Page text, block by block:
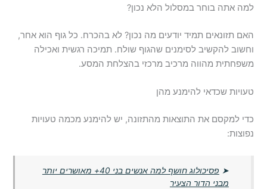
למה אתה בוחר במסלול הלא נכון?
האם תזונאים תמיד יודעים מה נכון? לא בהכרח. כל גוף הוא אחר,
וחשוב להקשיב לסימנים שהגוף שולח. תמיכה רגשית ואכילה
משפחתית מהווה מרכיב מרכזי בהצלחת המסע.
טעויות שכדאי להימנע מהן
כדי למקסם את התוצאות מהתזונה, יש להימנע מכמה טעויות
נפוצות:
➤
פסיכולוג חושף למה אנשים בני 40+ מאושרים יותר
מבני הדור הצעיר